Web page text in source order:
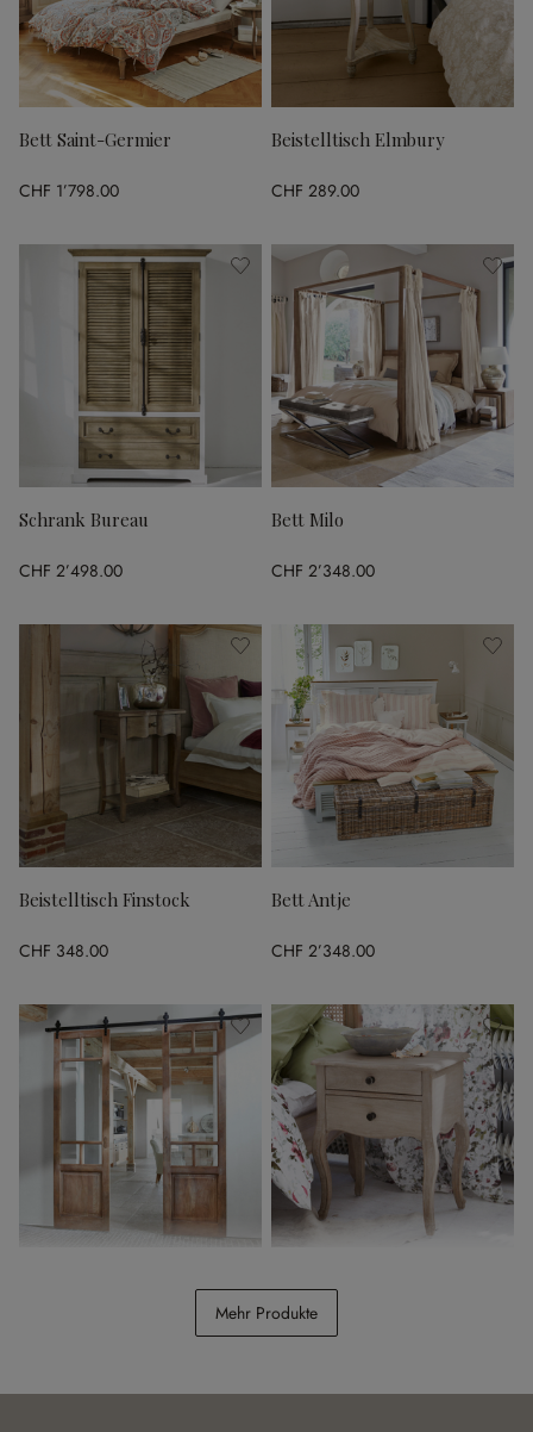
Bett Saint-Germier
CHF 1’798.00
Beistelltisch Elmbury
CHF 289.00
Schrank Bureau
CHF 2’498.00
Bett Milo
CHF 2’348.00
Beistelltisch Finstock
CHF 348.00
Bett Antje
CHF 2’348.00
CHF 398.00
Mehr Produkte